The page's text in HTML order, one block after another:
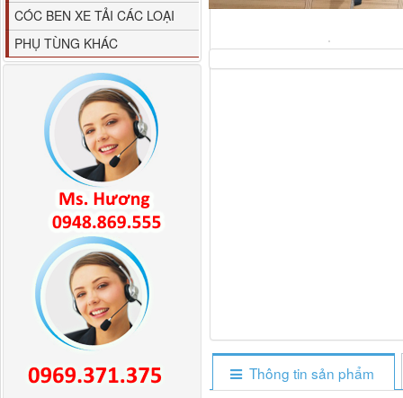
Thông tin sản phẩm
CÓC BEN XE TẢI CÁC LOẠI
PHỤ TÙNG KHÁC
M4610162101A0 Tapbi
cửa Thaco...